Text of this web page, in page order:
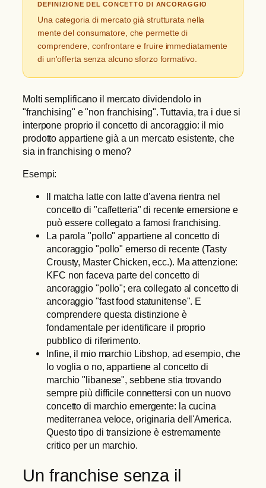
DEFINIZIONE DEL CONCETTO DI ANCORAGGIO
Una categoria di mercato già strutturata nella
mente del consumatore, che permette di
comprendere, confrontare e fruire immediatamente
di un'offerta senza alcuno sforzo formativo.
Molti semplificano il mercato dividendolo in
"franchising" e "non franchising". Tuttavia, tra i due si
interpone proprio il concetto di ancoraggio: il mio
prodotto appartiene già a un mercato esistente, che
sia in franchising o meno?
Esempi:
Il matcha latte con latte d'avena rientra nel
concetto di "caffetteria" di recente emersione e
può essere collegato a famosi franchising.
La parola "pollo" appartiene al concetto di
ancoraggio "pollo" emerso di recente (Tasty
Crousty, Master Chicken, ecc.). Ma attenzione:
KFC non faceva parte del concetto di
ancoraggio "pollo"; era collegato al concetto di
ancoraggio "fast food statunitense". E
comprendere questa distinzione è
fondamentale per identificare il proprio
pubblico di riferimento.
Infine, il mio marchio Libshop, ad esempio, che
lo voglia o no, appartiene al concetto di
marchio "libanese", sebbene stia trovando
sempre più difficile connettersi con un nuovo
concetto di marchio emergente: la cucina
mediterranea veloce, originaria dell'America.
Questo tipo di transizione è estremamente
critico per un marchio.
Un franchise senza il